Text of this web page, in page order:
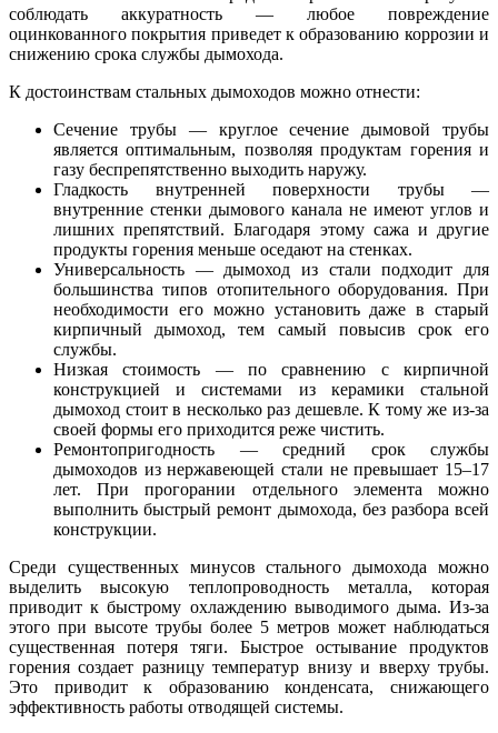
соблюдать аккуратность — любое повреждение
оцинкованного покрытия приведет к образованию коррозии и
снижению срока службы дымохода.
К достоинствам стальных дымоходов можно отнести:
Сечение трубы — круглое сечение дымовой трубы
является оптимальным, позволяя продуктам горения и
газу беспрепятственно выходить наружу.
Гладкость внутренней поверхности трубы —
внутренние стенки дымового канала не имеют углов и
лишних препятствий. Благодаря этому сажа и другие
продукты горения меньше оседают на стенках.
Универсальность — дымоход из стали подходит для
большинства типов отопительного оборудования. При
необходимости его можно установить даже в старый
кирпичный дымоход, тем самый повысив срок его
службы.
Низкая стоимость — по сравнению с кирпичной
конструкцией и системами из керамики стальной
дымоход стоит в несколько раз дешевле. К тому же из-за
своей формы его приходится реже чистить.
Ремонтопригодность — средний срок службы
дымоходов из нержавеющей стали не превышает 15–17
лет. При прогорании отдельного элемента можно
выполнить быстрый ремонт дымохода, без разбора всей
конструкции.
Среди существенных минусов стального дымохода можно
выделить высокую теплопроводность металла, которая
приводит к быстрому охлаждению выводимого дыма. Из-за
этого при высоте трубы более 5 метров может наблюдаться
существенная потеря тяги. Быстрое остывание продуктов
горения создает разницу температур внизу и вверху трубы.
Это приводит к образованию конденсата, снижающего
эффективность работы отводящей системы.